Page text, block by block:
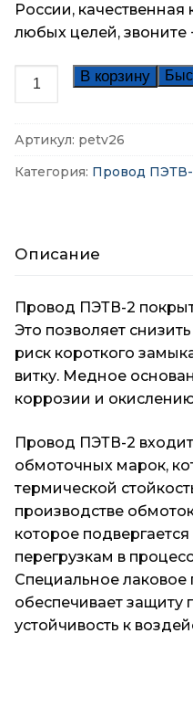
России,
любых целей, звоните
Количество
товара
ПЭТВ-2
1,18
В корзину
Артикул: petv26
Категория: Провод
Описание
Провод ПЭТВ-2
Это позволяет
риск короткого
витку. Медное
коррозии и
Провод ПЭТВ-2
обмоточных марок,
термической
производстве
которое
перегрузкам в
Специальное лаковое
обеспечивает защиту
устойчивость к